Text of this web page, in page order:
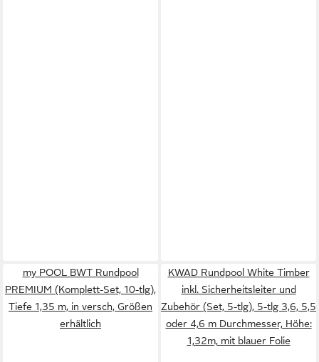
my POOL BWT Rundpool
PREMIUM (Komplett-Set, 10-tlg),
Tiefe 1,35 m, in versch, Größen
erhältlich
KWAD Rundpool White Timber
inkl. Sicherheitsleiter und
Zubehör (Set, 5-tlg), 5-tlg 3,6, 5,5
oder 4,6 m Durchmesser, Höhe:
1,32m, mit blauer Folie